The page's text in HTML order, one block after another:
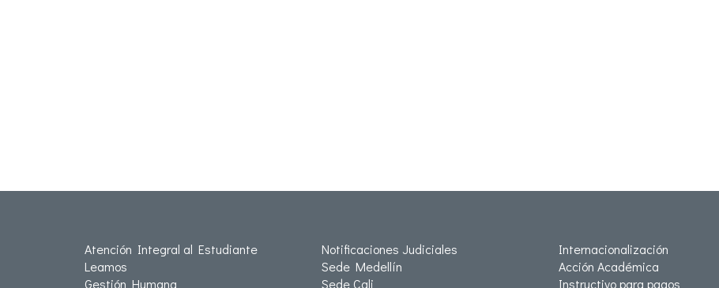
Atención Integral al Estudiante
Leamos
Gestión Humana
Notificaciones Judiciales
Sede Medellín
Sede Cali
Internacionalización
Acción Académica
Instructivo para pagos